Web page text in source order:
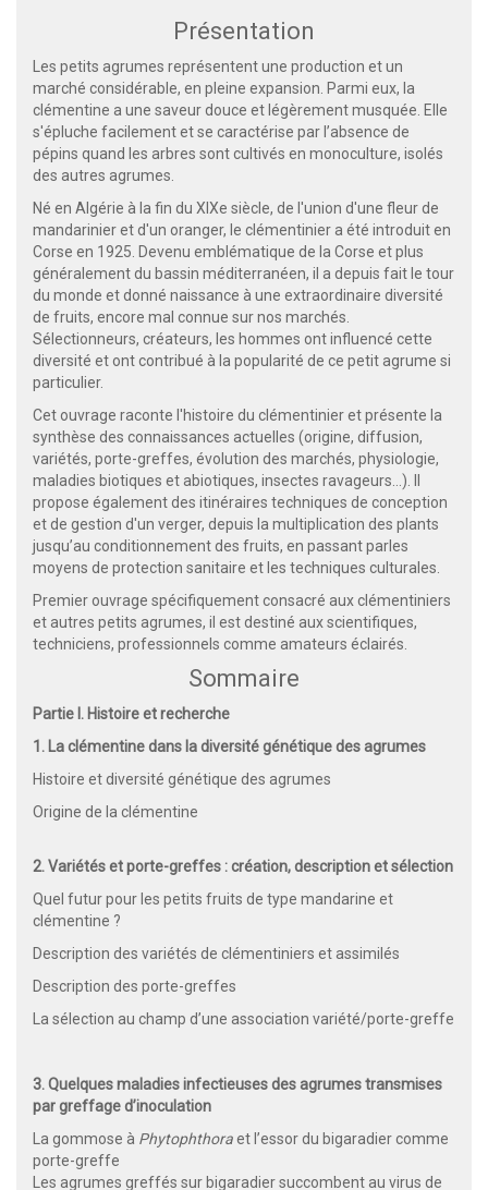
Présentation
Les petits agrumes représentent une production et un
marché considérable, en pleine expansion. Parmi eux, la
clémentine a une saveur douce et légèrement musquée. Elle
s'épluche facilement et se caractérise par l’absence de
pépins quand les arbres sont cultivés en monoculture, isolés
des autres agrumes.
Né en Algérie à la fin du XIXe siècle, de l'union d'une fleur de
mandarinier et d'un oranger, le clémentinier a été introduit en
Corse en 1925. Devenu emblématique de la Corse et plus
généralement du bassin méditerranéen, il a depuis fait le tour
du monde et donné naissance à une extraordinaire diversité
de fruits, encore mal connue sur nos marchés.
Sélectionneurs, créateurs, les hommes ont influencé cette
diversité et ont contribué à la popularité de ce petit agrume si
particulier.
Cet ouvrage raconte l'histoire du clémentinier et présente la
synthèse des connaissances actuelles (origine, diffusion,
variétés, porte-greffes, évolution des marchés, physiologie,
maladies biotiques et abiotiques, insectes ravageurs…). Il
propose également des itinéraires techniques de conception
et de gestion d'un verger, depuis la multiplication des plants
jusqu’au conditionnement des fruits, en passant parles
moyens de protection sanitaire et les techniques culturales.
Premier ouvrage spécifiquement consacré aux clémentiniers
et autres petits agrumes, il est destiné aux scientifiques,
techniciens, professionnels comme amateurs éclairés.
Sommaire
Partie I. Histoire et recherche
1. La clémentine dans la diversité génétique des agrumes
Histoire et diversité génétique des agrumes
Origine de la clémentine
2. Variétés et porte-greffes : création, description et sélection
Quel futur pour les petits fruits de type mandarine et
clémentine ?
Description des variétés de clémentiniers et assimilés
Description des porte-greffes
La sélection au champ d’une association variété/porte-greffe
3. Quelques maladies infectieuses des agrumes transmises
par greffage d’inoculation
La gommose à Phytophthoraet l’essor du bigaradier comme
porte-greffe
Les agrumes greffés sur bigaradier succombent au virus de